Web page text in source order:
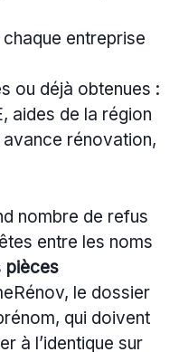
chaque entreprise
ou déjà obtenues :
aides de la région
rénovation,
nombre de refus
entre les noms
pièces
le dossier
qui doivent
à l’identique sur